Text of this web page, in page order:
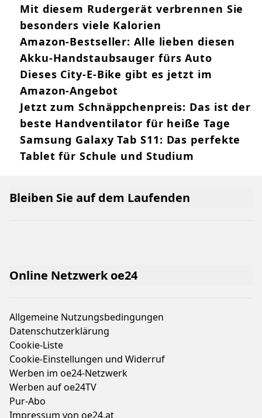
Mit diesem Rudergerät verbrennen Sie
besonders viele Kalorien
Amazon-Bestseller: Alle lieben diesen
Akku-Handstaubsauger fürs Auto
Dieses City-E-Bike gibt es jetzt im
Amazon-Angebot
Jetzt zum Schnäppchenpreis: Das ist der
beste Handventilator für heiße Tage
Samsung Galaxy Tab S11: Das perfekte
Tablet für Schule und Studium
Online Netzwerk oe24
Allgemeine Nutzungsbedingungen
Datenschutzerklärung
Cookie-Liste
Cookie-Einstellungen und Widerruf
Werben im oe24-Netzwerk
Werben auf oe24TV
Pur-Abo
Impressum von oe24.at
Bleiben Sie auf dem Laufenden